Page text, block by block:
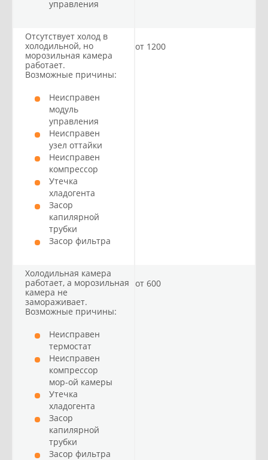
управления
Отсутствует холод в
холодильной, но
морозильная камера
работает.
Возможные причины:
Неисправен
модуль
управления
Неисправен
узел оттайки
Неисправен
компрессор
Утечка
хладогента
Засор
капилярной
трубки
Засор фильтра
от 1200
Холодильная камера
работает, а морозильная
камера не
замораживает.
Возможные причины:
Неисправен
термостат
Неисправен
компрессор
мор-ой камеры
Утечка
хладогента
Засор
капилярной
трубки
Засор фильтра
от 600